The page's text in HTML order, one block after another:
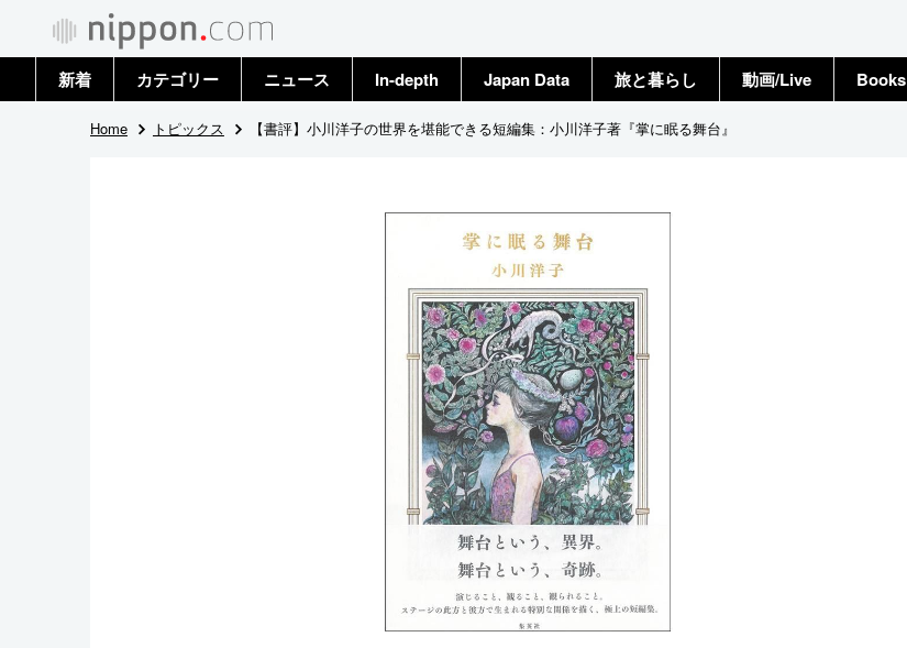
新着 カテゴリー
政治・外交
ニュース
トップ
In-depth Japan Data 旅と暮らし 動画/Live Books
Home トピックス 【書評】小川洋子の世界を堪能できる短編集：小川洋子著『掌に眠る舞台』